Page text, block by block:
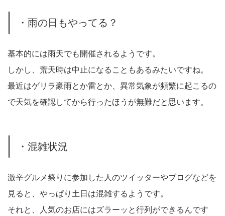
・雨の日もやってる？
基本的には雨天でも開催されるようです。
しかし、荒天時は中止になることもあるみたいですね。
最近はゲリラ豪雨とか雷とか、異常気象が頻繁に起こるの
で天気を確認してから行ったほうが無難だと思います。
・混雑状況
激辛グルメ祭りに参加した人のツイッターやブログなどを
見ると、やっぱり土日は混雑するようです。
それと、人気のお店にはズラーッと行列ができるんです